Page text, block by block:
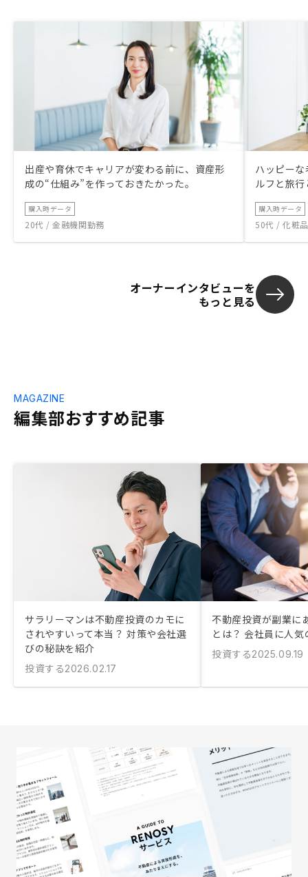
が、ちょっと無愛想だったので。
出産や育休でキャリアが変わる前に、資産形
成の“仕組み”を作っておきたかった。
購入時データ
20代 / 金融機関勤務
ハッピー
ルフと旅
購入時データ
50代 / 化粧
オーナーインタビューを
もっと見る
編集部おすすめ記事
MAGAZINE
サラリーマンは不動産投資のカモに
されやすいって本当？ 対策や会社選
びの秘訣を紹介
投資する2026.02.17
不動産投資が副業に
とは？ 会社員に人
投資する2025.09.19